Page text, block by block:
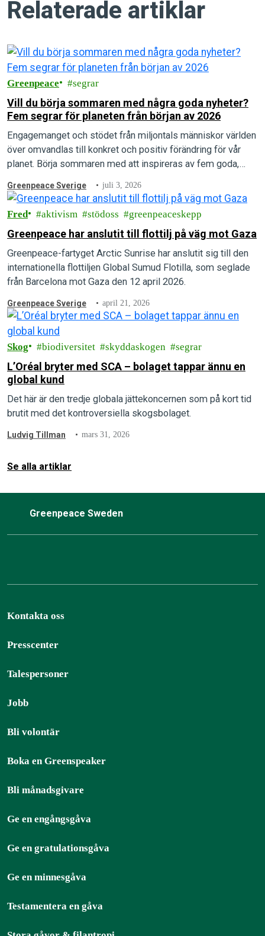
Relaterade artiklar
Greenpeace segrar
Vill du börja sommaren med några goda nyheter?
Fem segrar för planeten från början av 2026
Engagemanget och stödet från miljontals människor världen
över omvandlas till konkret och positiv förändring för vår
planet. Börja sommaren med att inspireras av fem goda,
Greenpeace Sverige juli 3, 2026
Fred aktivism stödoss greenpeaceskepp
Greenpeace har anslutit till flottilj på väg mot Gaza
Greenpeace-fartyget Arctic Sunrise har anslutit sig till den
internationella flottiljen Global Sumud Flotilla, som seglade
från Barcelona mot Gaza den 12 april 2026.
Greenpeace Sverige april 21, 2026
Skog biodiversitet skyddaskogen segrar
L’Oréal bryter med SCA – bolaget tappar ännu en
global kund
Det här är den tredje globala jättekoncernen som på kort tid
brutit med det kontroversiella skogsbolaget.
Ludvig Tillman mars 31, 2026
Se alla artiklar
Greenpeace Sweden
Kontakta oss
Presscenter
Talespersoner
Jobb
Bli volontär
Boka en Greenspeaker
Bli månadsgivare
Ge en engångsgåva
Ge en gratulationsgåva
Ge en minnesgåva
Testamentera en gåva